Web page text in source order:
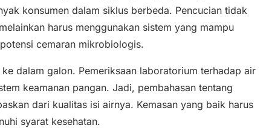
konsumen dalam siklus berbeda. Pencucian tidak
harus menggunakan sistem yang mampu
cemaran mikrobiologis.
dalam galon. Pemeriksaan laboratorium terhadap air
keamanan pangan. Jadi, pembahasan tentang
dari kualitas isi airnya. Kemasan yang baik harus
syarat kesehatan.